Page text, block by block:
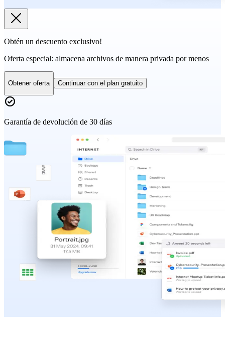
Obtén un descuento exclusivo!
Oferta especial: almacena archivos de manera privada por menos
Obtener oferta Continuar con el plan gratuito
Garantía de devolución de 30 días